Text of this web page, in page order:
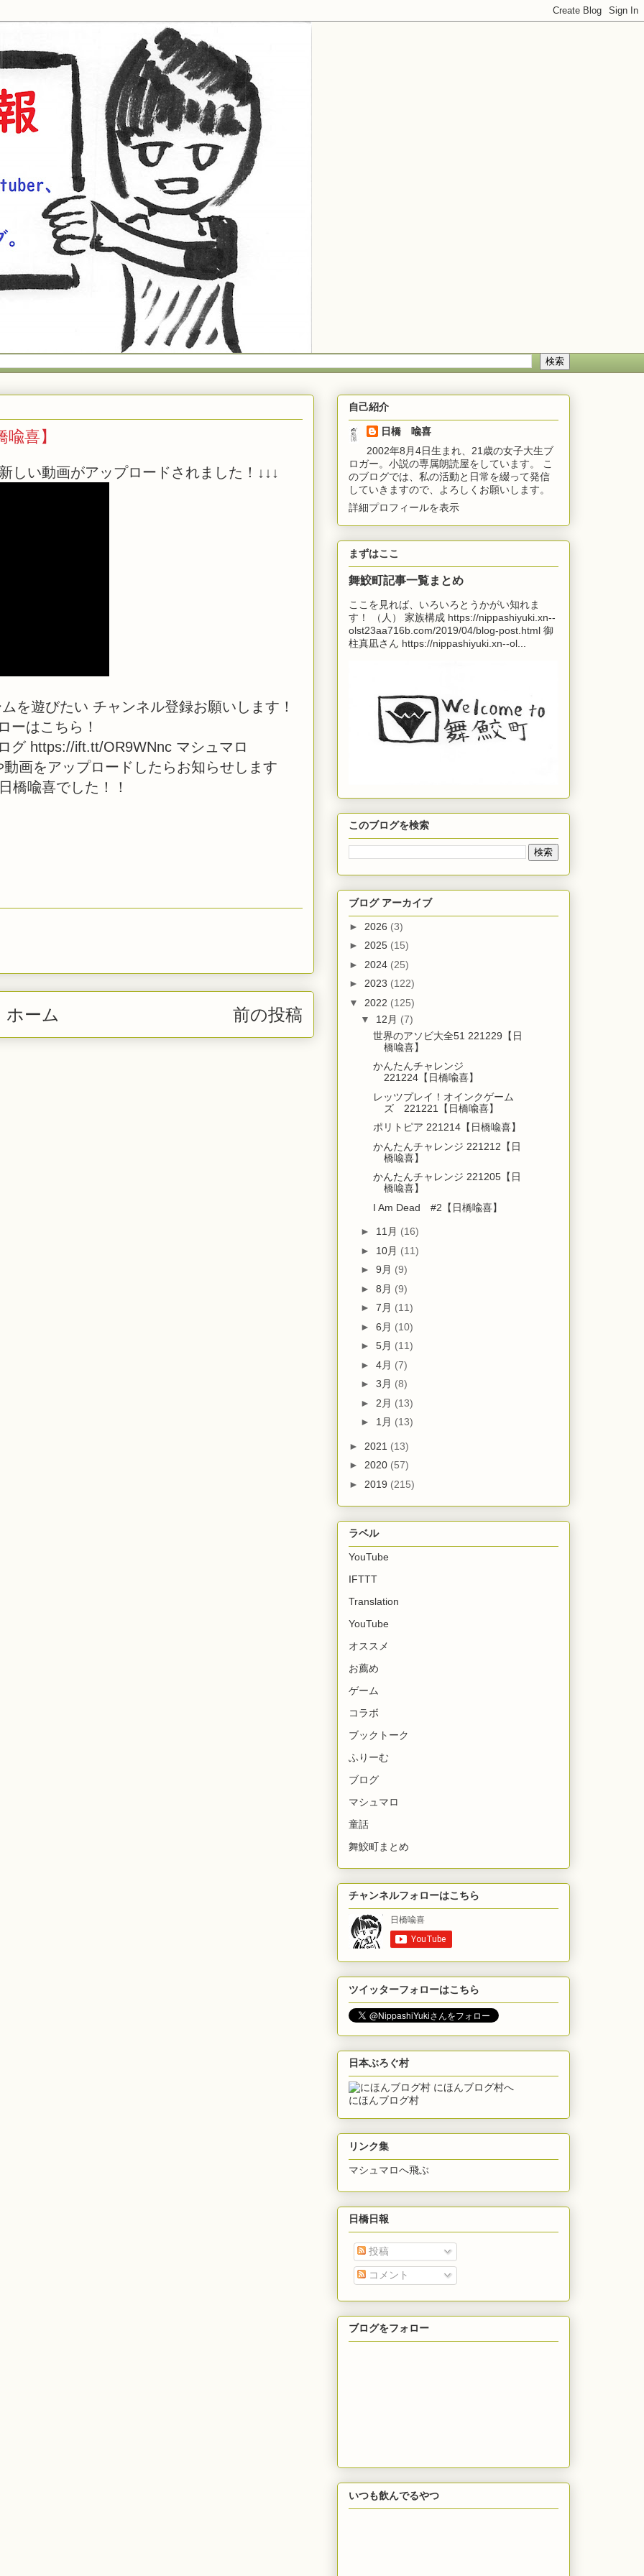
喜】
しい動画がアップロードされました！↓↓↓
を遊びたい チャンネル登録お願いします！
ーはこちら！
グ https://ift.tt/OR9WNnc マシュマロ
画をアップロードしたらお知らせします
橋喩喜でした！！
前の投稿
ホーム
自己紹介
日橋 喩喜
2002年8月4日生まれ、21歳の女子大生ブ
ロガー。小説の専属朗読屋をしています。 こ
のブログでは、私の活動と日常を綴って発信
していきますので、よろしくお願いします。
詳細プロフィールを表示
まずはここ
舞鮫町記事一覧まとめ
ここを見れば、いろいろとうかがい知れま
す！ （人） 家族構成 https://nippashiyuki.xn--
olst23aa716b.com/2019/04/blog-post.html 御
柱真凪さん https://nippashiyuki.xn--ol...
このブログを検索
ブログ アーカイブ
► 2026 (3)
► 2025 (15)
► 2024 (25)
► 2023 (122)
▼ 2022 (125)
▼ 12月 (7)
世界のアソビ大全51 221229【日
橋喩喜】
かんたんチャレンジ
221224【日橋喩喜】
レッツプレイ！オインクゲーム
ズ 221221【日橋喩喜】
ポリトピア 221214【日橋喩喜】
かんたんチャレンジ 221212【日
橋喩喜】
かんたんチャレンジ 221205【日
橋喩喜】
I Am Dead #2【日橋喩喜】
► 11月 (16)
► 10月 (11)
►9月 (9)
►8月 (9)
►7月 (11)
►6月 (10)
►5月 (11)
►4月 (7)
►3月 (8)
► 2月 (13)
► 1月 (13)
► 2021 (13)
► 2020 (57)
► 2019 (215)
ラベル
YouTube
IFTTT
Translation
YouTube
オススメ
お薦め
ゲーム
コラボ
ブックトーク
ふりーむ
ブログ
マシュマロ
童話
舞鮫町まとめ
チャンネルフォローはこちら
ツイッターフォローはこちら
日本ぶろぐ村
にほんブログ村
リンク集
マシュマロへ飛ぶ
日橋日報
投稿
コメント
ブログをフォロー
いつも飲んでるやつ